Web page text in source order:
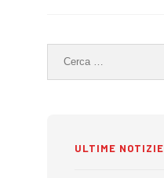
Ricerca
per:
ULTIME NOTIZIE